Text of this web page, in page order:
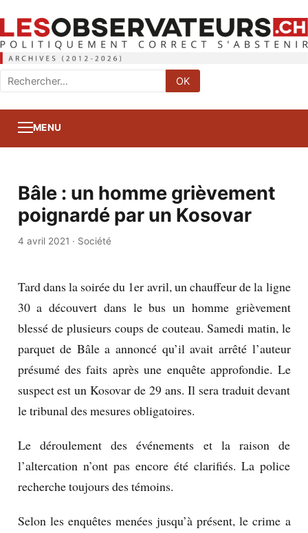
Rechercher
:
OK
MENU
Bâle : un homme grièvement
poignardé par un Kosovar
4 avril 2021 · Société
Tard dans la soirée du 1er avril, un chauffeur de la ligne
30 a découvert dans le bus un homme grièvement
blessé de plusieurs coups de couteau. Samedi matin, le
parquet de Bâle a annoncé qu’il avait arrêté l’auteur
présumé des faits après une enquête approfondie. Le
suspect est un Kosovar de 29 ans. Il sera traduit devant
le tribunal des mesures obligatoires.
Le déroulement des événements et la raison de
l’altercation n’ont pas encore été clarifiés. La police
recherche toujours des témoins.
Selon les enquêtes menées jusqu’à présent, le crime a